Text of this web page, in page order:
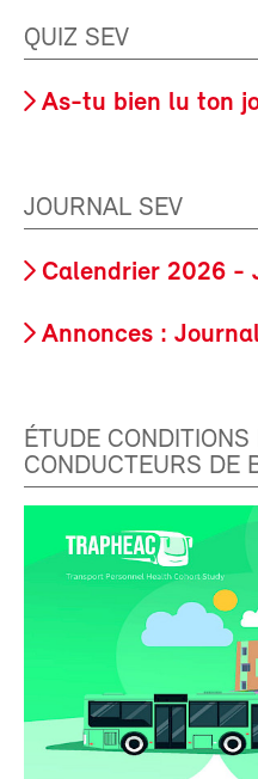
QUIZ SEV
As-tu bien lu ton
JOURNAL SEV
Calendrier 2026 -
Annonces :
ÉTUDE
CONDUCTEURS DE